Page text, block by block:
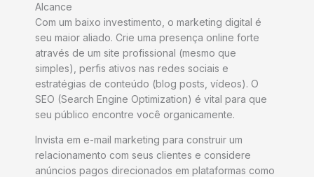
Alcance
Com um baixo investimento, o marketing digital é
seu maior aliado. Crie uma presença online forte
através de um site profissional (mesmo que
simples), perfis ativos nas redes sociais e
estratégias de conteúdo (blog posts, vídeos). O
SEO (Search Engine Optimization) é vital para que
seu público encontre você organicamente.
Invista em e-mail marketing para construir um
relacionamento com seus clientes e considere
anúncios pagos direcionados em plataformas como